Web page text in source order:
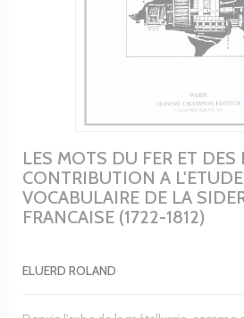
LES MOTS DU FER ET DES
CONTRIBUTION A
VOCABULAIRE DE LA
FRANCAISE (1722-1812)
ELUERD ROLAND